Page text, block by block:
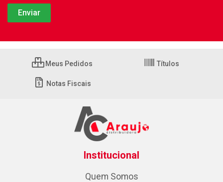
Meus Pedidos Títulos
Notas Fiscais
Institucional
Quem Somos